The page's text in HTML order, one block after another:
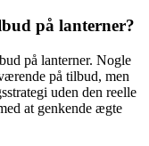
på lanterner?
på lanterner. Nogle
på tilbud, men
uden den reelle
at genkende ægte